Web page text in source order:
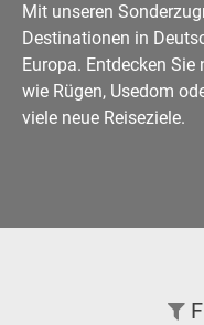
Mit unseren
Destinationen in
Europa. Entdecken Sie
wie Rügen, Usedom
viele neue Reiseziele.